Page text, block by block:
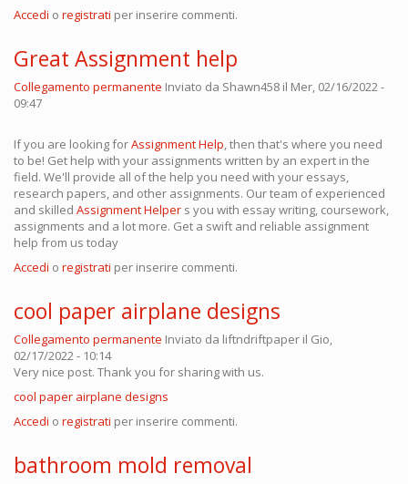
Accedi o registrati per inserire commenti.
Great Assignment help
Collegamento permanente Inviato da Shawn458 il Mer, 02/16/2022 -
09:47
If you are looking forAssignment Help, then that's where you need
to be! Get help with your assignments written by an expert in the
field. We'll provide all of the help you need with your essays,
research papers, and other assignments. Our team of experienced
and skilled Assignment Helper s you with essay writing, coursework,
assignments and a lot more. Get a swift and reliable assignment
help from us today
Accedi o registrati per inserire commenti.
cool paper airplane designs
Collegamento permanente Inviato da liftndriftpaper il Gio,
02/17/2022 - 10:14
Very nice post. Thank you for sharing with us.
cool paper airplane designs
Accedi o registrati per inserire commenti.
bathroom mold removal